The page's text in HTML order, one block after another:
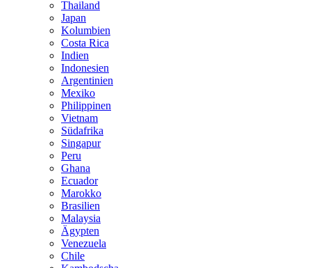
Thailand
Japan
Kolumbien
Costa Rica
Indien
Indonesien
Argentinien
Mexiko
Philippinen
Vietnam
Südafrika
Singapur
Peru
Ghana
Ecuador
Marokko
Brasilien
Malaysia
Ägypten
Venezuela
Chile